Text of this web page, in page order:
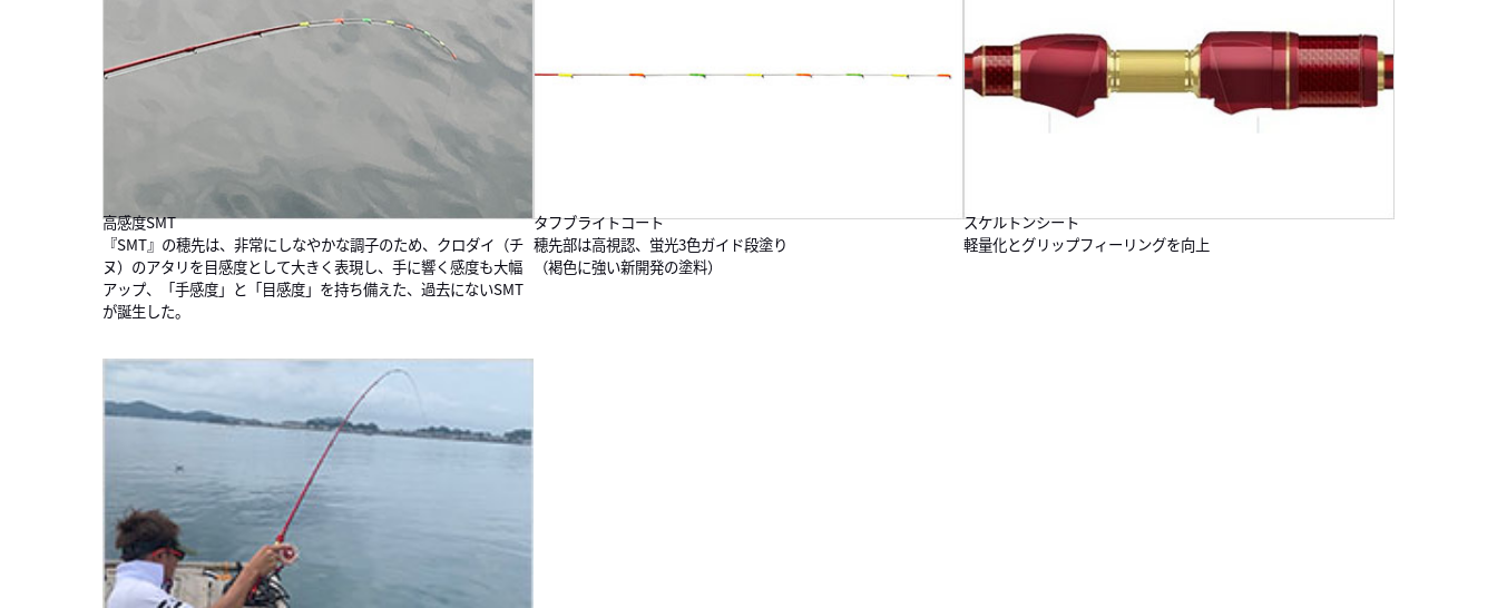
高感度SMT
『SMT』の穂先は、非常にしなやかな調子のため、クロダイ（チ
ヌ）のアタリを目感度として大きく表現し、手に響く感度も大幅
アップ、「手感度」と「目感度」を持ち備えた、過去にないSMT
が誕生した。
タフブライトコート
穂先部は高視認、蛍光3色ガイド段塗り
（褐色に強い新開発の塗料）
スケルトンシート
軽量化とグリップフィーリングを向上